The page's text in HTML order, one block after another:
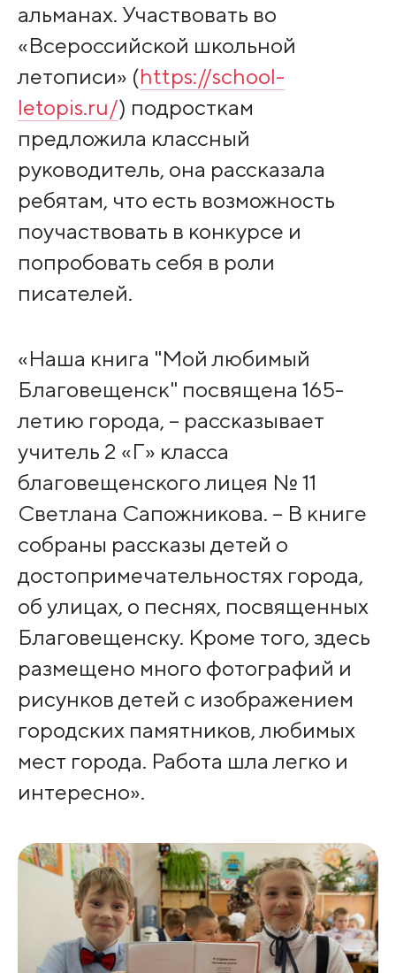
альманах. Участвовать во
«Всероссийской школьной
летописи» (https://school-
letopis.ru/) подросткам
предложила классный
руководитель, она рассказала
ребятам, что есть возможность
поучаствовать в конкурсе и
попробовать себя в роли
писателей.
«Наша книга "Мой любимый
Благовещенск" посвящена 165-
летию города, – рассказывает
учитель 2 «Г» класса
благовещенского лицея № 11
Светлана Сапожникова. – В книге
собраны рассказы детей о
достопримечательностях города,
об улицах, о песнях, посвященных
Благовещенску. Кроме того, здесь
размещено много фотографий и
рисунков детей с изображением
городских памятников, любимых
мест города. Работа шла легко и
интересно».